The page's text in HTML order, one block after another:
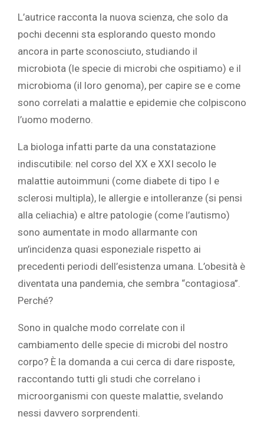
L’autrice racconta la nuova scienza, che solo da
pochi decenni sta esplorando questo mondo
ancora in parte sconosciuto, studiando il
microbiota (le specie di microbi che ospitiamo) e il
microbioma (il loro genoma), per capire se e come
sono correlati a malattie e epidemie che colpiscono
l’uomo moderno.
La biologa infatti parte da una constatazione
indiscutibile: nel corso del XX e XXI secolo le
malattie autoimmuni (come diabete di tipo I e
sclerosi multipla), le allergie e intolleranze (si pensi
alla celiachia) e altre patologie (come l’autismo)
sono aumentate in modo allarmante con
un’incidenza quasi esponeziale rispetto ai
precedenti periodi dell’esistenza umana. L’obesità è
diventata una pandemia, che sembra “contagiosa”.
Perché?
Sono in qualche modo correlate con il
cambiamento delle specie di microbi del nostro
corpo? È la domanda a cui cerca di dare risposte,
raccontando tutti gli studi che correlano i
microorganismi con queste malattie, svelando
nessi davvero sorprendenti.